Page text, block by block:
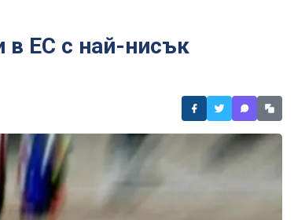
в ЕС с най-нисък